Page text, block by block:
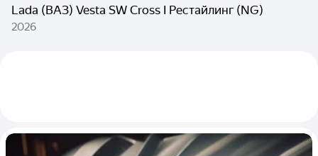
Lada (ВАЗ) Vesta SW Cross I Рестайлинг (NG)
2026